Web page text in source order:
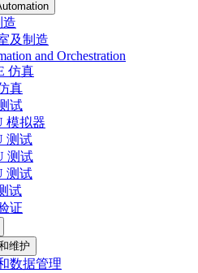
造
及制造
and Orchestration
仿真
真
试
模拟器
测试
测试
测试
试
证
维护
数据管理